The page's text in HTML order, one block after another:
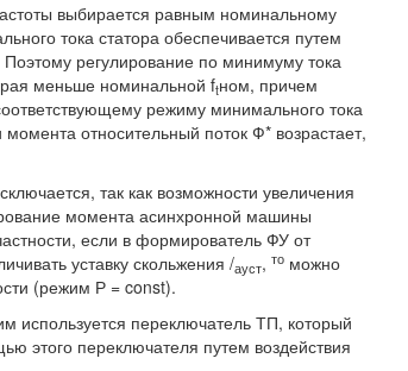
выбирается равным номинальному
тока статора обеспечивается путем
Поэтому регулирование по минимуму тока
меньше номинальной ftном, причем
режиму минимального тока
относительный поток Ф* возрастает,
так как возможности увеличения
момента асинхронной машины
если в формирователь ФУ от
уставку скольжения /ауст, то можно
(режим Р = const).
используется переключатель ТП, который
этого переключателя путем воздействия